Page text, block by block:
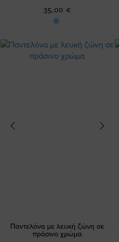
35,00 €
Παντελόνα με λευκή ζώνη σε
πράσινο χρώμα